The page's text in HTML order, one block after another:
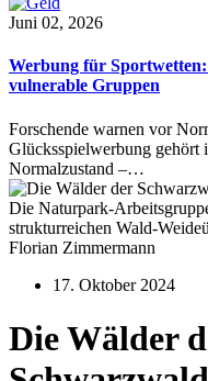
Juni 02, 2026
Werbung für
vulnerable Gruppen
Forschende warnen vor
Glücksspielwerbung
Normalzustand –…
Die Naturpark-
strukturreichen Wald-
Florian Zimmermann
17. Oktober 2024
Die Wälder